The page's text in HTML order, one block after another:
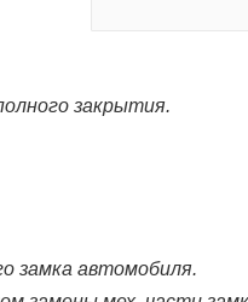
закрытия.
замка автомобиля.